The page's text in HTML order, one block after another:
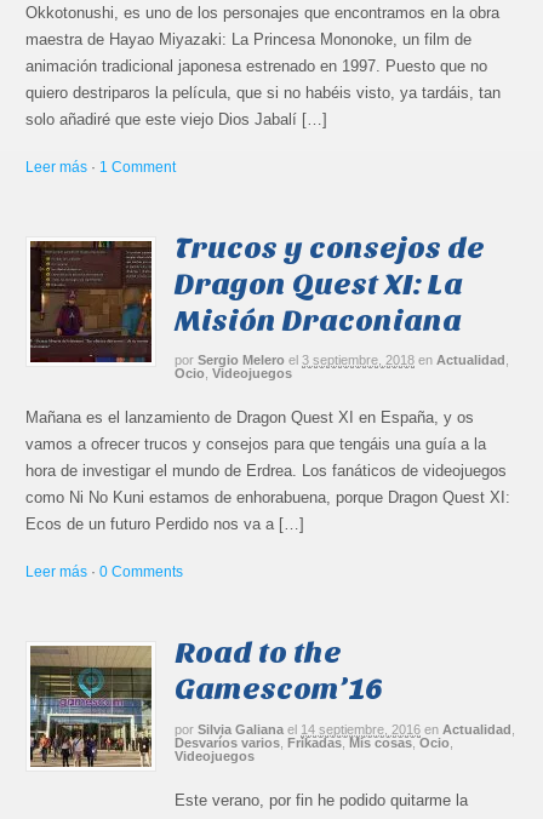
Okkotonushi, es uno de los personajes que encontramos en la obra
maestra de Hayao Miyazaki: La Princesa Mononoke, un film de
animación tradicional japonesa estrenado en 1997. Puesto que no
quiero destriparos la película, que si no habéis visto, ya tardáis, tan
solo añadiré que este viejo Dios Jabalí […]
Leer más · 1 Comment
Trucos y consejos de
Dragon Quest XI: La
Misión Draconiana
por Sergio Melero el 3 septiembre, 2018 en Actualidad ,
Ocio,Videojuegos
Mañana es el lanzamiento de Dragon Quest XI en España, y os
vamos a ofrecer trucos y consejos para que tengáis una guía a la
hora de investigar el mundo de Erdrea. Los fanáticos de videojuegos
como Ni No Kuni estamos de enhorabuena, porque Dragon Quest XI:
Ecos de un futuro Perdido nos va a […]
Leer más ·0 Comments
Road to the
Gamescom’16
por Silvia Galiana el 14 septiembre, 2016 en Actualidad
Desvaríos varios ,Frikadas,Mis cosas,Ocio
Videojuegos
Este verano, por fin he podido quitarme la